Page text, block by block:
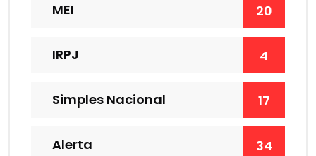
MEI 20
IRPJ 4
Simples Nacional 17
Alerta 34